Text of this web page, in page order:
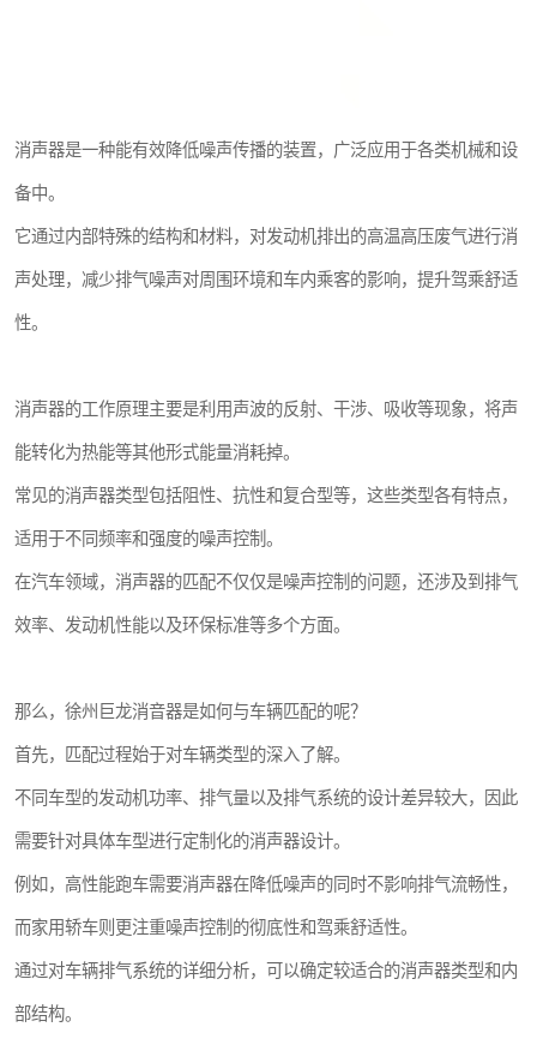
消声器是一种能有效降低噪声传播的装置，广泛应用于各类机械和设
备中。
它通过内部特殊的结构和材料，对发动机排出的高温高压废气进行消
声处理，减少排气噪声对周围环境和车内乘客的影响，提升驾乘舒适
性。
消声器的工作原理主要是利用声波的反射、干涉、吸收等现象，将声
能转化为热能等其他形式能量消耗掉。
常见的消声器类型包括阻性、抗性和复合型等，这些类型各有特点，
适用于不同频率和强度的噪声控制。
在汽车领域，消声器的匹配不仅仅是噪声控制的问题，还涉及到排气
效率、发动机性能以及环保标准等多个方面。
那么，徐州巨龙消音器是如何与车辆匹配的呢？
首先，匹配过程始于对车辆类型的深入了解。
不同车型的发动机功率、排气量以及排气系统的设计差异较大，因此
需要针对具体车型进行定制化的消声器设计。
例如，高性能跑车需要消声器在降低噪声的同时不影响排气流畅性，
而家用轿车则更注重噪声控制的彻底性和驾乘舒适性。
通过对车辆排气系统的详细分析，可以确定较适合的消声器类型和内
部结构。